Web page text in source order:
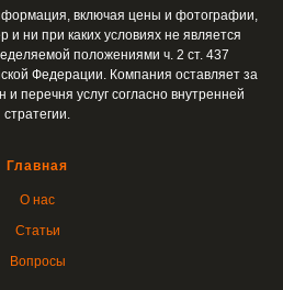
включая цены и фотографии,
и ни при каких условиях не является
положениями ч. 2 ст. 437
Федерации. Компания оставляет за
перечня услуг согласно внутренней
стратегии.
Главная
О нас
Статьи
Вопросы